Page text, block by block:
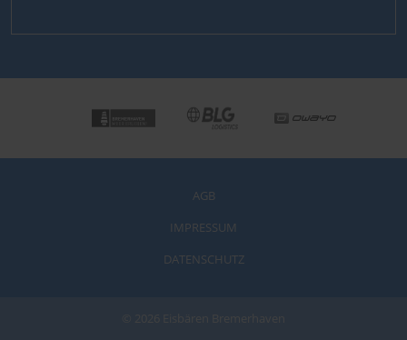
AGB
IMPRESSUM
DATENSCHUTZ